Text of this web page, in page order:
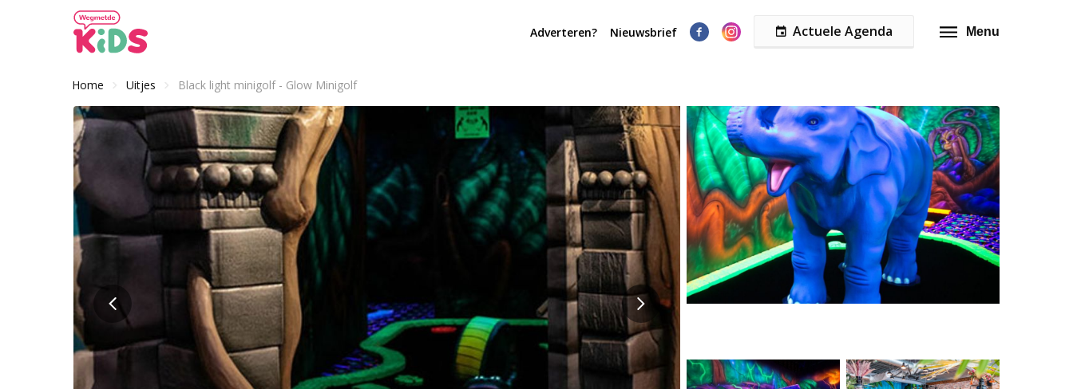
Adverteren? Nieuwsbrief Actuele Agenda Menu
Home Uitjes Black light minigolf - Glow Minigolf